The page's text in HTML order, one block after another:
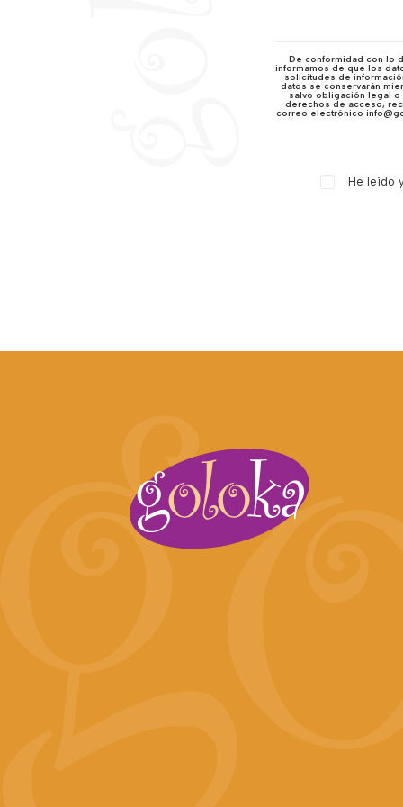
De conformidad con lo
informamos de que los
solicitudes de
datos se conservarán
salvo obligación legal
derechos de acceso,
correo electrónico
He leído